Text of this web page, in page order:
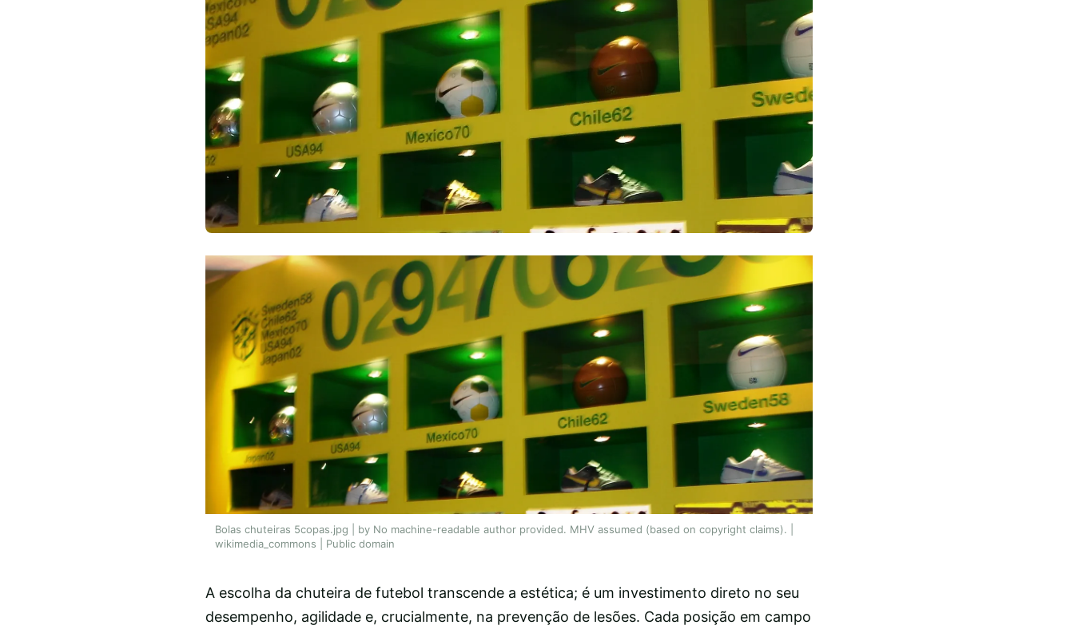
Bolas chuteiras 5copas.jpg | by No machine-readable author provided. MHV assumed (based on copyright claims). |
wikimedia_commons | Public domain
A escolha da chuteira de futebol transcende a estética; é um investimento direto no seu
desempenho, agilidade e, crucialmente, na prevenção de lesões. Cada posição em campo